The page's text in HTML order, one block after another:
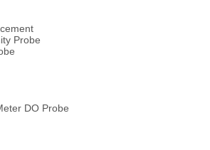
Probe
DO Probe